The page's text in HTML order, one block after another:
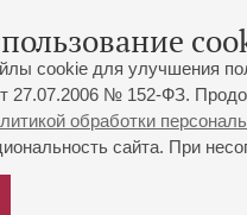
cookie для улучшения
27.07.2006 № 152-ФЗ.
обработки
сайта. При